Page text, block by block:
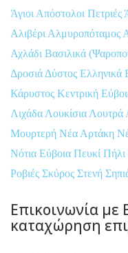
Άγιοι Απόστολοι Πετριές
Αλιβέρι Αλμυροπόταμος
Αχλάδι Βασιλικά
Δροσιά Δύστος Ελληνικά
Κάρυστος Κεντρική
Λιχάδα Λουκίσια Λουτρά
Μουρτερή Νέα Αρτάκη
Νότια Εύβοια Πευκί Πήλι
Ροβιές Σκύρος Στενή
Επικοινωνία με
καταχώρηση